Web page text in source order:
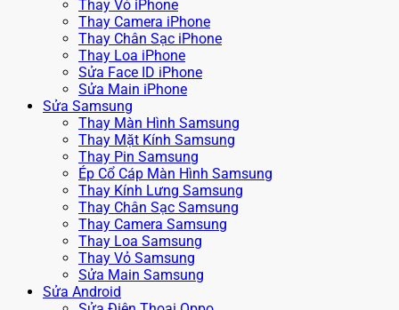
Thay Vỏ iPhone
Thay Camera iPhone
Thay Chân Sạc iPhone
Thay Loa iPhone
Sửa Face ID iPhone
Sửa Main iPhone
Sửa Samsung
Thay Màn Hình Samsung
Thay Mặt Kính Samsung
Thay Pin Samsung
Ép Cổ Cáp Màn Hình Samsung
Thay Kính Lưng Samsung
Thay Chân Sạc Samsung
Thay Camera Samsung
Thay Loa Samsung
Thay Vỏ Samsung
Sửa Main Samsung
Sửa Android